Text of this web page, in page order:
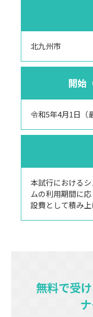
北九州市
開始
令和5年4月1日（
本試行における
ムの利用期間に
設費として積み上
無料で受